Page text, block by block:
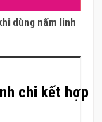
dùng nấm linh
chi kết hợp